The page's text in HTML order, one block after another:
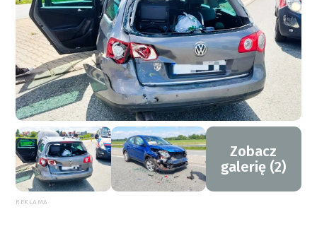
Zobacz
galerię (2)
REKLAMA